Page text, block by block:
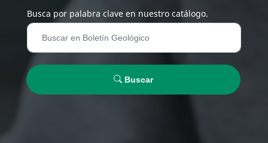
Busca por palabra clave en nuestro catálogo.
Buscar